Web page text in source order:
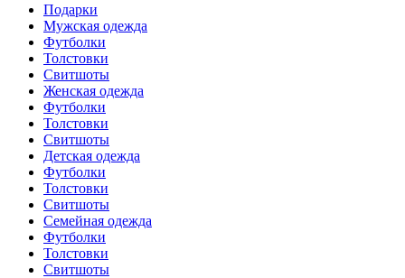
Подарки
Мужская одежда
Футболки
Толстовки
Свитшоты
Женская одежда
Футболки
Толстовки
Свитшоты
Детская одежда
Футболки
Толстовки
Свитшоты
Семейная одежда
Футболки
Толстовки
Свитшоты